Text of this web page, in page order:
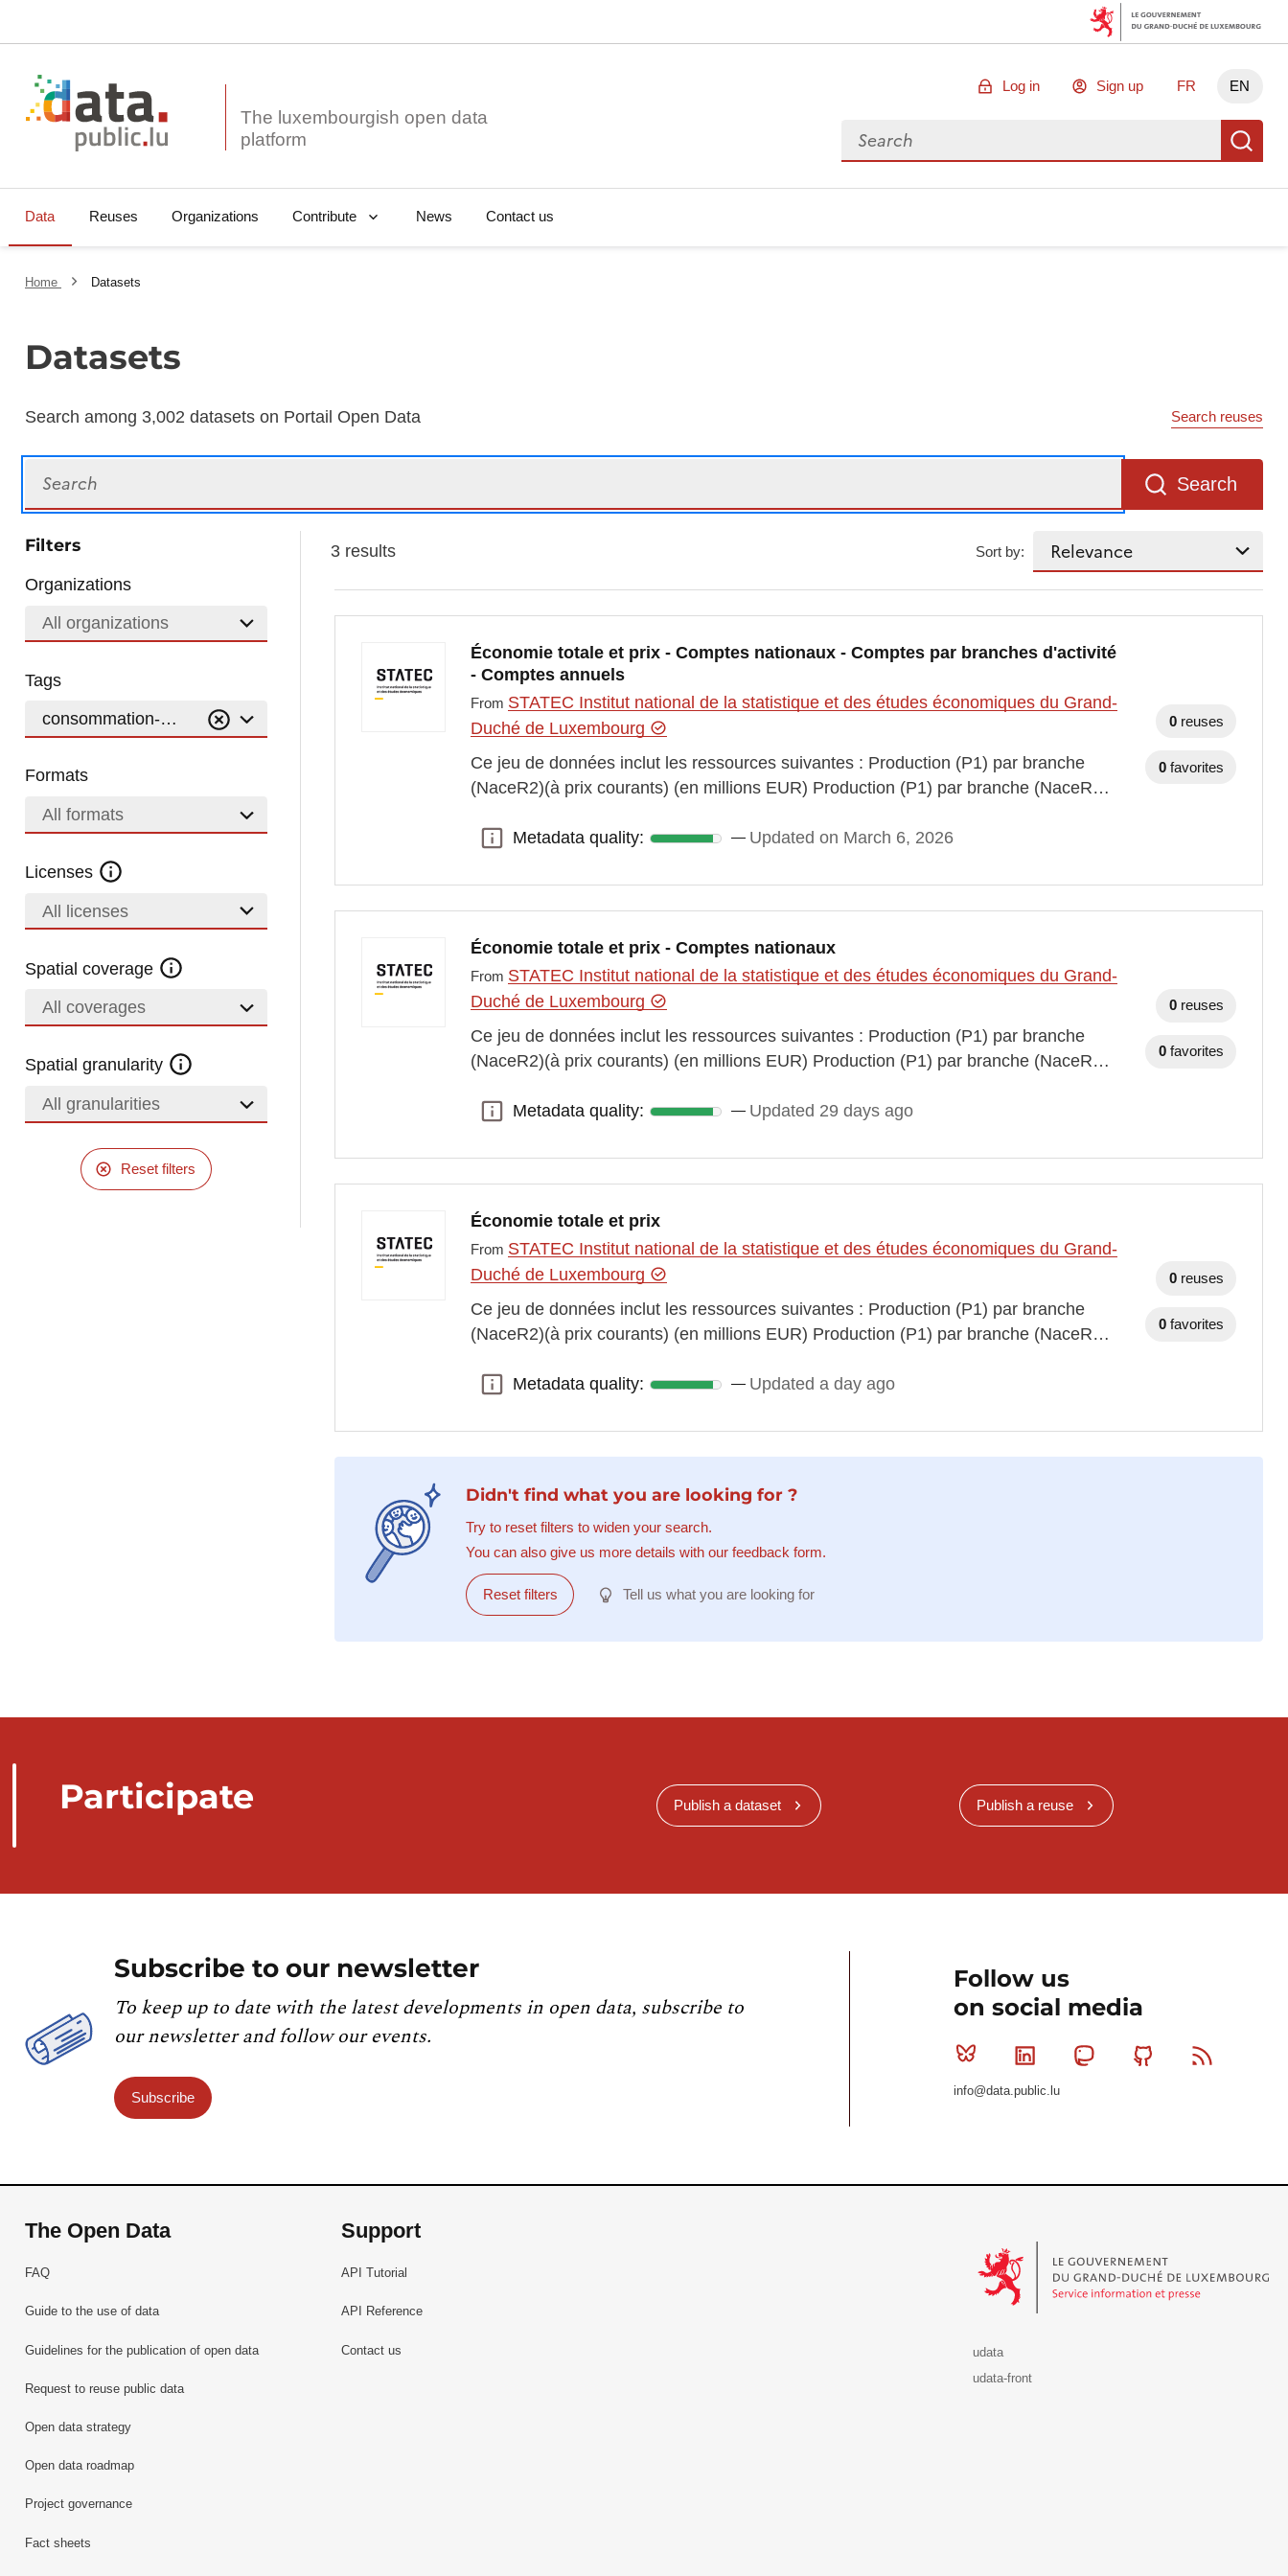
The luxembourgish open data
Log in Sign up FR EN
Search for data
Data Reuses Organizations Contribute News Contact us
Home Datasets
Datasets
Search among 3,002 datasets on Portail Open Data Search reuses
Search
Filters
Organizations
All organizations
Tags
consommation-de-capital-fixe
Formats
All formats
Licenses
All licenses
Spatial coverage
All coverages
Spatial granularity
All granularities
Reset filters
3 results Sort by:
Économie totale et prix - Comptes nationaux - Comptes par branches d'activité
- Comptes annuels
From STATEC Institut national de la statistique et des études économiques du Grand-
Duché de Luxembourg
Ce jeu de données inclut les ressources suivantes : Production (P1) par branche
(NaceR2)(à prix courants) (en millions EUR) Production (P1) par branche (NaceR…
Metadata quality:
Metadata quality: Updated on March 6, 2026
0 reuses
0 favorites
Économie totale et prix - Comptes nationaux
From STATEC Institut national de la statistique et des études économiques du Grand-
Duché de Luxembourg
Ce jeu de données inclut les ressources suivantes : Production (P1) par branche
(NaceR2)(à prix courants) (en millions EUR) Production (P1) par branche (NaceR…
Metadata quality:
Metadata quality: Updated 29 days ago
0 reuses
0 favorites
Économie totale et prix
From STATEC Institut national de la statistique et des études économiques du Grand-
Duché de Luxembourg
Ce jeu de données inclut les ressources suivantes : Production (P1) par branche
(NaceR2)(à prix courants) (en millions EUR) Production (P1) par branche (NaceR…
Metadata quality:
Metadata quality: Updated a day ago
0 reuses
0 favorites
Didn't find what you are looking for ?
Try to reset filters to widen your search.
You can also give us more details with our feedback form.
Reset filters Tell us what you are looking for
Participate Publish a dataset Publish a reuse
Subscribe to our newsletter
To keep up to date with the latest developments in open data, subscribe to
our newsletter and follow our events.
Subscribe
Follow us
on social media
Bluesky Linkedin MastodonGithub
info@data.public.lu
The Open Data
FAQ
Guide to the use of data
Guidelines for the publication of open data
Request to reuse public data
Open data strategy
Open data roadmap
Project governance
Fact sheets
Support
API Tutorial
API Reference
Contact us
udata
udata-front